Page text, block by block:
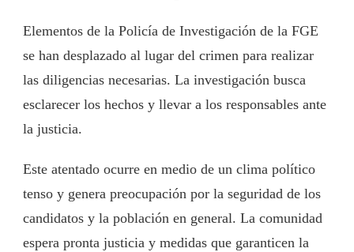
Elementos de la Policía de Investigación de la FGE
se han desplazado al lugar del crimen para realizar
las diligencias necesarias. La investigación busca
esclarecer los hechos y llevar a los responsables ante
la justicia.
Este atentado ocurre en medio de un clima político
tenso y genera preocupación por la seguridad de los
candidatos y la población en general. La comunidad
espera pronta justicia y medidas que garanticen la